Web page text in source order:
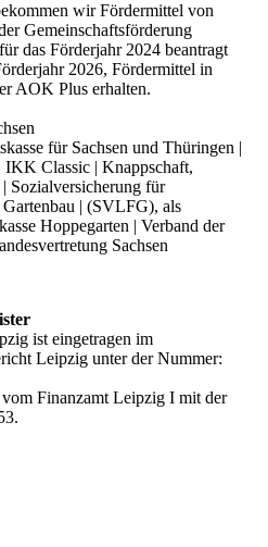
wir Fördermittel von
Gemeinschaftsförderung
das Förderjahr 2024 beantragt
2026, Fördermittel in
AOK Plus erhalten.
für Sachsen und Thüringen |
Classic | Knappschaft,
Sozialversicherung für
| (SVLFG), als
Hoppegarten | Verband der
Sachsen
ist eingetragen im
Leipzig unter der Nummer:
Finanzamt Leipzig I mit der